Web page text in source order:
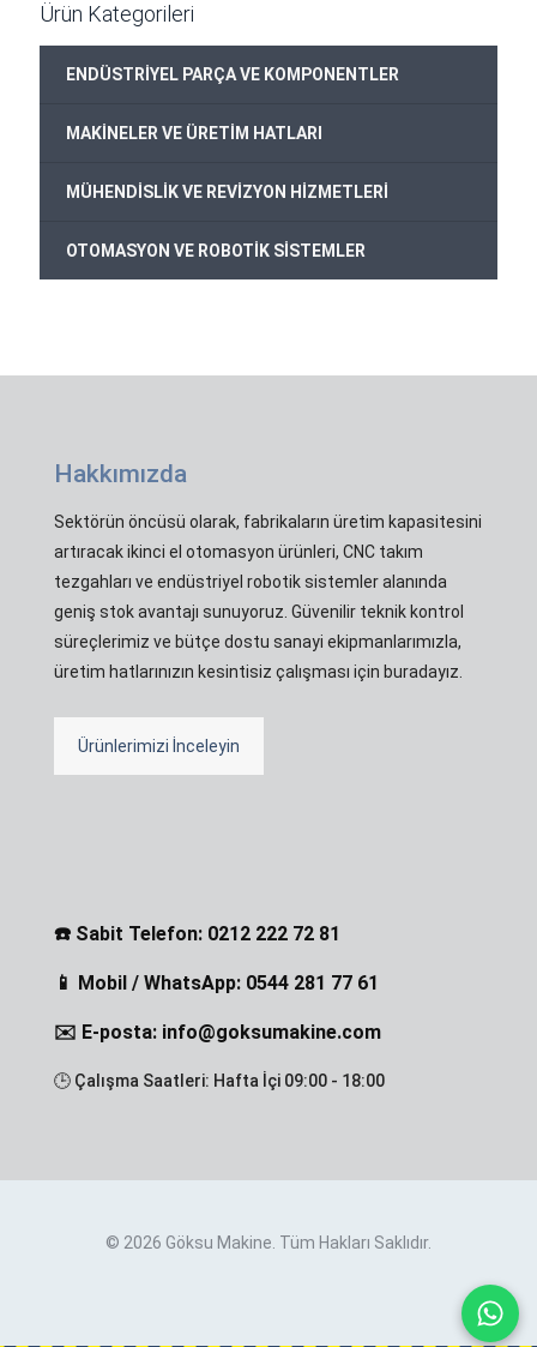
Ürün Kategorileri
ENDÜSTRİYEL PARÇA VE KOMPONENTLER
MAKİNELER VE ÜRETİM HATLARI
MÜHENDİSLİK VE REVİZYON HİZMETLERİ
OTOMASYON VE ROBOTİK SİSTEMLER
Hakkımızda
Sektörün öncüsü olarak, fabrikaların üretim kapasitesini
artıracak ikinci el otomasyon ürünleri, CNC takım
tezgahları ve endüstriyel robotik sistemler alanında
geniş stok avantajı sunuyoruz. Güvenilir teknik kontrol
süreçlerimiz ve bütçe dostu sanayi ekipmanlarımızla,
üretim hatlarınızın kesintisiz çalışması için buradayız.
Ürünlerimizi İnceleyin
☎️ Sabit Telefon: 0212 222 72 81
📱 Mobil / WhatsApp: 0544 281 77 61
✉️ E-posta: info@goksumakine.com
🕒 Çalışma Saatleri: Hafta İçi 09:00 - 18:00